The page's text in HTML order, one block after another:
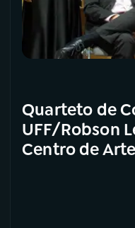
Quarteto de
UFF/Robson
Centro de